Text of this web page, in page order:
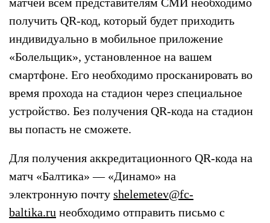
получить QR-код, который будет приходить
индивидуально в мобильное приложение
«Болельщик», установленное на вашем
смартфоне. Его необходимо просканировать во
время прохода на стадион через специальное
устройство. Без получения QR-кода на стадион
вы попасть не сможете.
Для получения аккредитационного QR-кода на
матч «Балтика» — «Динамо» на
электронную почту shelemetev@fc-
baltika.ru необходимо отправить письмо с